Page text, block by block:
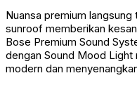
Nuansa premium langsung
sunroof memberikan
Bose Premium Sound
dengan Sound Mood
modern dan